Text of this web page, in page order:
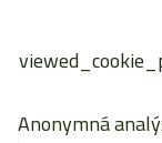
Anonymná